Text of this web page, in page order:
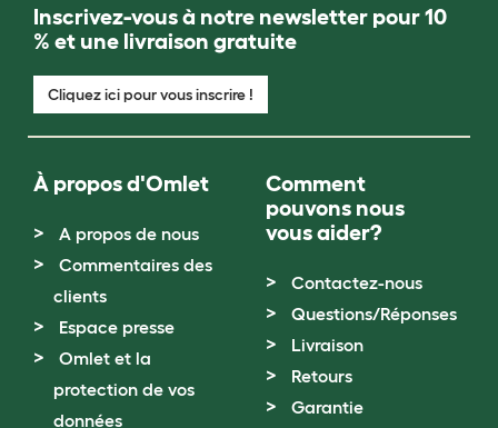
Inscrivez-vous à notre newsletter pour 10
% et une livraison gratuite
Cliquez ici pour vous inscrire !
À propos d'Omlet
A propos de nous
Commentaires des
clients
Espace presse
Omlet et la
protection de vos
données
Comment
pouvons nous
vous aider?
Contactez-nous
Questions/Réponses
Livraison
Retours
Garantie